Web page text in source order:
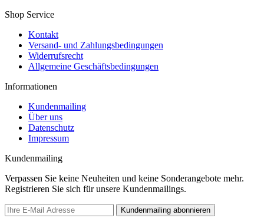
Shop Service
Kontakt
Versand- und Zahlungsbedingungen
Widerrufsrecht
Allgemeine Geschäftsbedingungen
Informationen
Kundenmailing
Über uns
Datenschutz
Impressum
Kundenmailing
Verpassen Sie keine Neuheiten und keine Sonderangebote mehr.
Registrieren Sie sich für unsere Kundenmailings.
Kundenmailing abonnieren